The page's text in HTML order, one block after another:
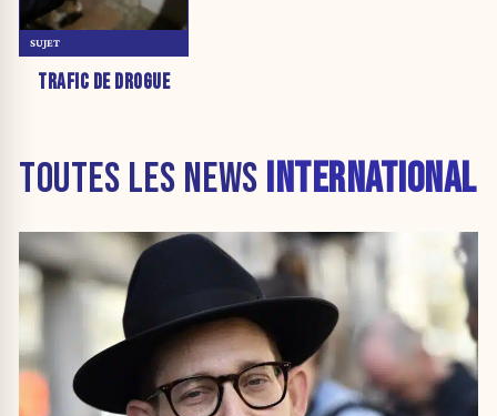
TRAFIC DE DROGUE
SUJET
TOUTES LES NEWS INTERNATIONAL